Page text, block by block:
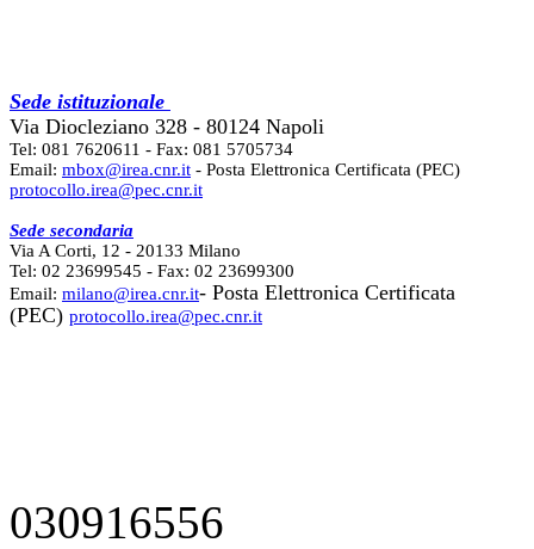
Sede istituzionale
Via Diocleziano 328 - 80124 Napoli
Tel: 081 7620611 - Fax: 081 5705734
Email: mbox@irea.cnr.it - Posta Elettronica Certificata (PEC)
protocollo.irea@pec.cnr.it
Sede secondaria
Via A Corti, 12 - 20133 Milano
Tel: 02 23699545 - Fax: 02 23699300
Email: milano@irea.cnr.it- Posta Elettronica Certificata
(PEC) protocollo.irea@pec.cnr.it
030916556